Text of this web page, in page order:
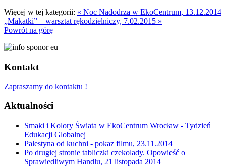
Więcej w tej kategorii: « Noc Nadodrza w EkoCentrum, 13.12.2014
„Makatki” – warsztat rękodzielniczy, 7.02.2015 »
Powrót na górę
Kontakt
Zapraszamy do kontaktu !
Aktualności
Smaki i Kolory Świata w EkoCentrum Wrocław - Tydzień
Edukacji Globalnej
Palestyna od kuchni - pokaz filmu, 23.11.2014
Po drugiej stronie tabliczki czekolady. Opowieść o
Sprawiedliwym Handlu, 21 listopada 2014